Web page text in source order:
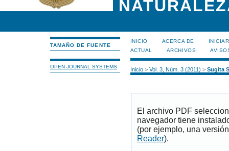
TAMAÑO DE FUENTE
OPEN JOURNAL SYSTEMS
INICIO ACERCA DE
ACTUAL
ARCHIVOS
Inicio> Vol. 3, Núm. 3 (2011) > Sugita
El archivo PDF
navegador tiene
(por ejemplo, una
Reader).